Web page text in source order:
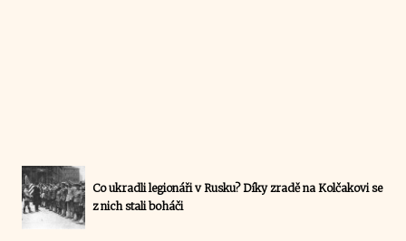
Co ukradli legionáři v Rusku? Díky zradě na Kolčakovi se
z nich stali boháči